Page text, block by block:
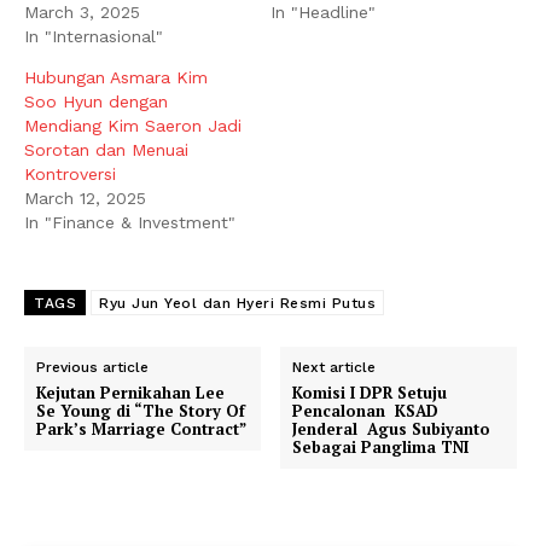
March 3, 2025
In "Internasional"
In "Headline"
Hubungan Asmara Kim
Soo Hyun dengan
Mendiang Kim Saeron Jadi
Sorotan dan Menuai
Kontroversi
March 12, 2025
In "Finance & Investment"
TAGS Ryu Jun Yeol dan Hyeri Resmi Putus
Previous article
Kejutan Pernikahan Lee
Se Young di “The Story Of
Park’s Marriage Contract”
Next article
Komisi I DPR Setuju
Pencalonan KSAD
Jenderal Agus Subiyanto
Sebagai Panglima TNI